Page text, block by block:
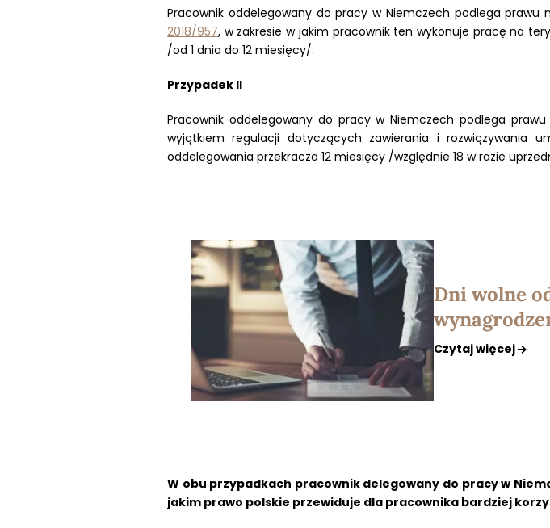
Pracownik oddelegowany do pracy w Niemczech podlega prawu
2018/957, w zakresie w jakim pracownik ten wykonuje pracę na
/od 1 dnia do 12 miesięcy/.
Przypadek II
Pracownik oddelegowany do pracy w Niemczech podlega
wyjątkiem regulacji dotyczących zawierania i rozwiązywania
oddelegowania przekracza 12 miesięcy /względnie 18 w razie
Dni wolne
Czytaj więcej
W obu przypadkach pracownik delegowany do pracy w
jakim prawo polskie przewiduje dla pracownika bardziej